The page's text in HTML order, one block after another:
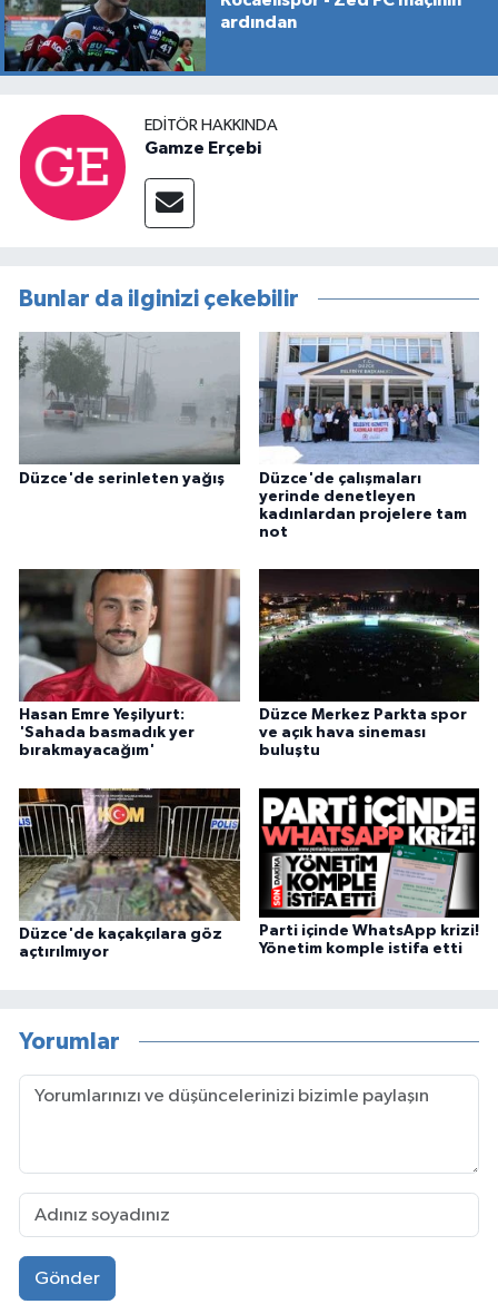
ardından
EDITÖR HAKKINDA
Gamze Erçebi
Bunlar da ilginizi çekebilir
Düzce'de serinleten yağış
Düzce'de çalışmaları
yerinde denetleyen
kadınlardan projelere tam
not
Hasan Emre Yeşilyurt:
'Sahada basmadık yer
bırakmayacağım'
Düzce Merkez Parkta spor
ve açık hava sineması
buluştu
Düzce'de kaçakçılara göz
açtırılmıyor
Parti içinde WhatsApp krizi!
Yönetim komple istifa etti
Yorumlar
Gönder